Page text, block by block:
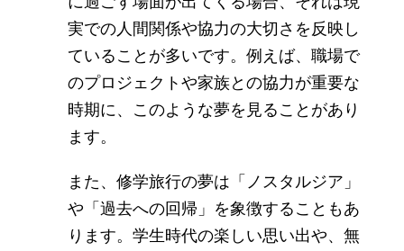
実での人間関係や協力の大切さを反映し
ていることが多いです。例えば、職場で
のプロジェクトや家族との協力が重要な
時期に、このような夢を見ることがあり
ます。
また、修学旅行の夢は「ノスタルジア」
や「過去への回帰」を象徴することもあ
ります。学生時代の楽しい思い出や、無